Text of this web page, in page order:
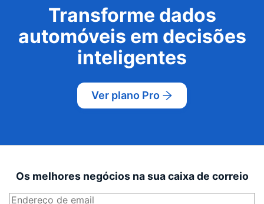
Transforme dados
automóveis em decisões
inteligentes
Ver plano Pro
Os melhores negócios na sua caixa de correio